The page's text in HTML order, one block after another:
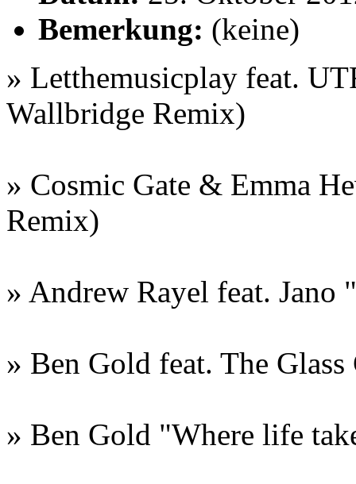
Bemerkung: (keine)
» Letthemusicplay feat.
Wallbridge Remix)
» Cosmic Gate & Emma
Remix)
» Andrew Rayel feat.
» Ben Gold feat. The
» Ben Gold "Where life